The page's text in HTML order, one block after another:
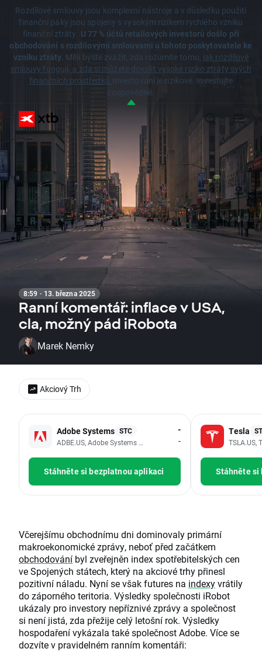
Rozdílové smlouvy jsou komplexní nástroje a v důsledku použití
finanční páky jsou spojeny s vysokým rizikem rychlého vzniku
finanční ztráty. U 77 % účtů retailových investorů došlo při
obchodování s rozdílovými smlouvami u tohoto poskytovatele ke
vzniku ztráty. Měli byste zvážit, zda rozumíte tomu, jak rozdílové
smlouvy fungují, a zda si můžete dovolit vysoké riziko ztráty svých
finančních prostředků.Investování je rizikové. Investujte
zodpovědně.
8:59 · 13. března 2025
Ranní komentář: inflace v USA,
cla, možný pád iRobota
Marek Nemky
Adobe Systems STC
ADBE.US, Adobe Systems Inc
-
-
Stáhněte si bezplatnou aplikaci
Tesla
TSLA.US,
Stáhněte
Včerejšímu obchodnímu dni dominovaly primární
makroekonomické zprávy, neboť před začátkem
obchodování byl zveřejněn index spotřebitelských cen
ve Spojených státech, který na akciové trhy přinesl
pozitivní náladu. Nyní se však futures na indexyvrátily
do záporného teritoria. Výsledky společnosti iRobot
ukázaly pro investory nepříznivé zprávy a společnost
si není jistá, zda přežije celý letošní rok. Výsledky
hospodaření vykázala také společnost Adobe. Více se
dozvíte v pravidelném ranním komentáři:
Akciový Trh